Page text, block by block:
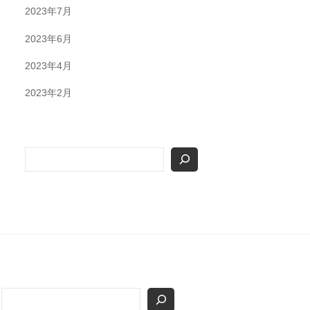
2023年7月
2023年6月
2023年4月
2023年2月
検
検